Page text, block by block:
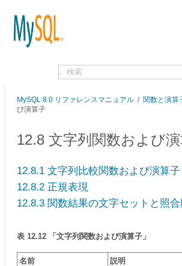
MySQL 8.0 リファレンスマニュアル / 関数と演算
び演算子
12.8 文字列関数および
12.8.1 文字列比較関数および演算子
12.8.2 正規表現
12.8.3 関数結果の文字セットと照
表 12.12 「文字列関数および演算子」
名前
説明